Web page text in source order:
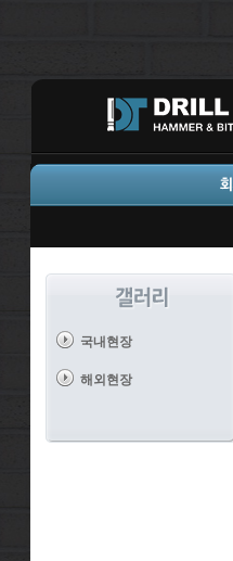
국내현장
해외현장